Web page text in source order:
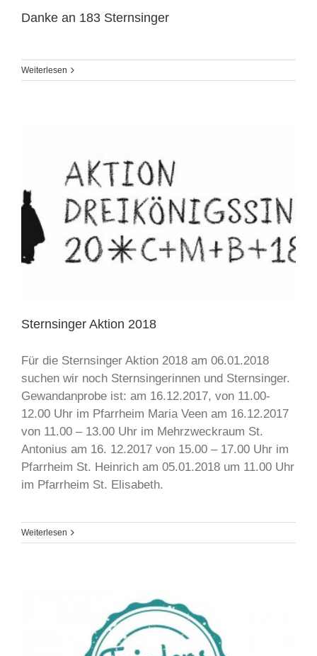
Danke an 183 Sternsinger
Weiterlesen
Sternsinger Aktion 2018
Für die Sternsinger Aktion 2018 am 06.01.2018
suchen wir noch Sternsingerinnen und Sternsinger.
Gewandanprobe ist: am 16.12.2017, von 11.00-
12.00 Uhr im Pfarrheim Maria Veen am 16.12.2017
von 11.00 – 13.00 Uhr im Mehrzweckraum St.
Antonius am 16. 12.2017 von 15.00 – 17.00 Uhr im
Pfarrheim St. Heinrich am 05.01.2018 um 11.00 Uhr
im Pfarrheim St. Elisabeth.
Weiterlesen